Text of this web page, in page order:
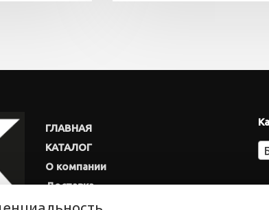
ГЛАВНАЯ
КАТАЛОГ
О компании
Доставка
Новости